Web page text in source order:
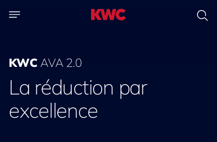
KWC AVA 2.0
La réduction par
excellence